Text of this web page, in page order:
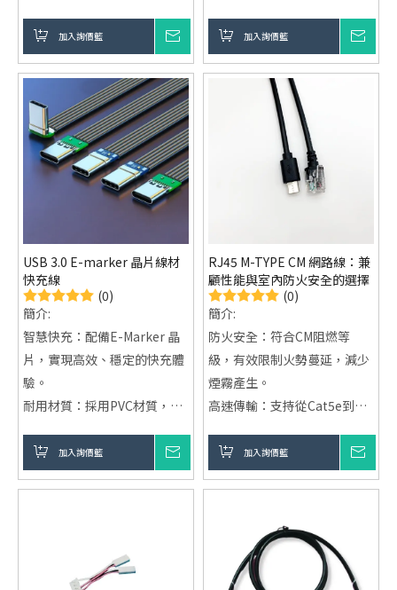
援，讓您無需擔心資料傳輸或
充電問題。
多功能兼容性：支援各種
USB-A設備與傳統USB接口，
滿足工作與娛樂需求。
加入詢價籃
材質：高純度無氧銅導體，多
層屏蔽，24K鍍金接頭
便利性：輕巧便攜，隨插即
用，無需額外驅動
加入詢價籃
USB 3.0 E-marker 晶片線材
快充線
(0)
簡介:
智慧快充：配備E-Marker 晶
片，實現高效、穩定的快充體
驗。
耐用材質：採用PVC材質，柔
高效傳輸：內含屏蔽外殼，確
保穩定的資料和電流傳
加入詢價籃
RJ45 M-TYPE CM 網路線：兼
顧性能與室內防火安全的選擇
(0)
簡介:
防火安全：符合CM阻燃等
級，有效限制火勢蔓延，減少
煙霧產生。
高速傳輸：支持從Cat5e到
寬需求。
廣泛適用：適用於多種環境，
高品質材質：採用純銅導體，
具備抗干擾設計，保障穩定數
加入詢價籃